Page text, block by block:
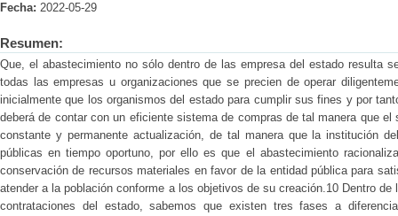
Fecha: 2022-05-29
Resumen:
Que, el abastecimiento no sólo dentro de las empresa del estado resulta
todas las empresas u organizaciones que se precien de operar
inicialmente que los organismos del estado para cumplir sus fines y por
deberá de contar con un eficiente sistema de compras de tal manera que
constante y permanente actualización, de tal manera que la institución
públicas en tiempo oportuno, por ello es que el abastecimiento
conservación de recursos materiales en favor de la entidad pública para
atender a la población conforme a los objetivos de su creación.10 Dentro
contrataciones del estado, sabemos que existen tres fases a